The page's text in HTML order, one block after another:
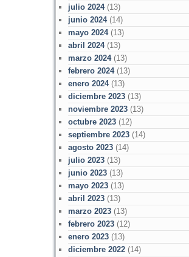
julio 2024(13)
junio 2024(14)
mayo 2024(13)
abril 2024(13)
marzo 2024(13)
febrero 2024(13)
enero 2024(13)
diciembre 2023(13)
noviembre 2023(13)
octubre 2023(12)
septiembre 2023(14)
agosto 2023(14)
julio 2023(13)
junio 2023(13)
mayo 2023(13)
abril 2023(13)
marzo 2023(13)
febrero 2023(12)
enero 2023(13)
diciembre 2022(14)